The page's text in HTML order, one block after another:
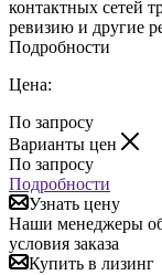
контактных сетей
ревизию и другие
Подробности
Цена:
По запросу
Варианты цен
По запросу
Подробности
Узнать цену
Наши менеджеры
условия заказа
Купить в лизинг